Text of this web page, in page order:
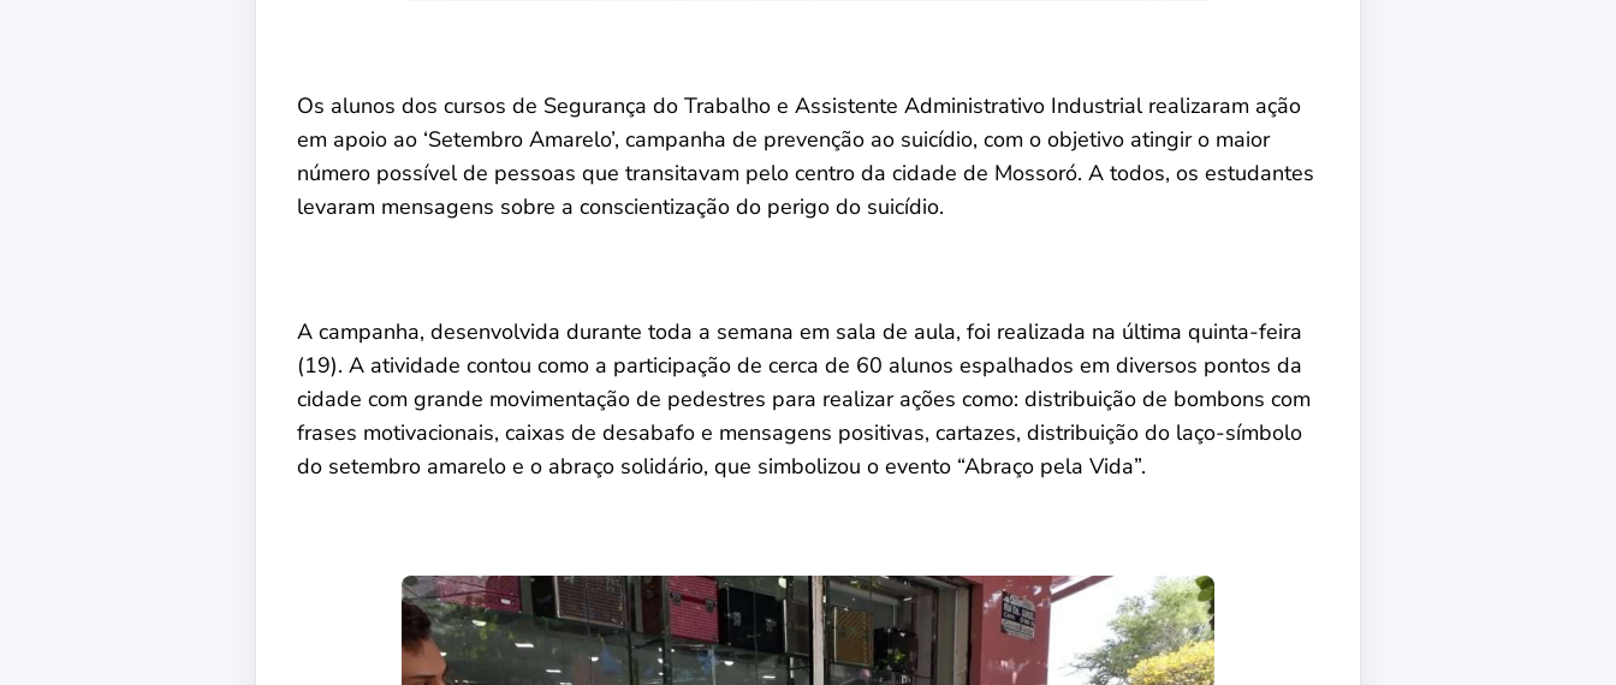
Os alunos dos cursos de Segurança do Trabalho e Assistente Administrativo Industrial realizaram ação
em apoio ao ‘Setembro Amarelo’, campanha de prevenção ao suicídio, com o objetivo atingir o maior
número possível de pessoas que transitavam pelo centro da cidade de Mossoró. A todos, os estudantes
levaram mensagens sobre a conscientização do perigo do suicídio.
A campanha, desenvolvida durante toda a semana em sala de aula, foi realizada na última quinta-feira
(19). A atividade contou como a participação de cerca de 60 alunos espalhados em diversos pontos da
cidade com grande movimentação de pedestres para realizar ações como: distribuição de bombons com
frases motivacionais, caixas de desabafo e mensagens positivas, cartazes, distribuição do laço-símbolo
do setembro amarelo e o abraço solidário, que simbolizou o evento “Abraço pela Vida”.